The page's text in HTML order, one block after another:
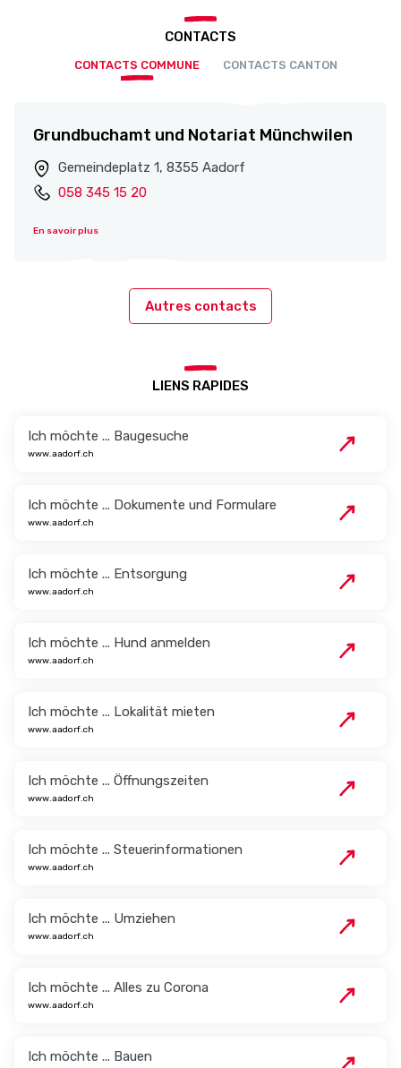
CONTACTS
CONTACTS COMMUNE CONTACTS CANTON
Grundbuchamt und Notariat Münchwilen
Gemeindeplatz 1, 8355 Aadorf
058 345 15 20
En savoir plus
Autres contacts
LIENS RAPIDES
Ich möchte ... Baugesuche
www.aadorf.ch
Ich möchte ... Dokumente und Formulare
www.aadorf.ch
Ich möchte ... Entsorgung
www.aadorf.ch
Ich möchte ... Hund anmelden
www.aadorf.ch
Ich möchte ... Lokalität mieten
www.aadorf.ch
Ich möchte ... Öffnungszeiten
www.aadorf.ch
Ich möchte ... Steuerinformationen
www.aadorf.ch
Ich möchte ... Umziehen
www.aadorf.ch
Ich möchte ... Alles zu Corona
www.aadorf.ch
Ich möchte ... Bauen